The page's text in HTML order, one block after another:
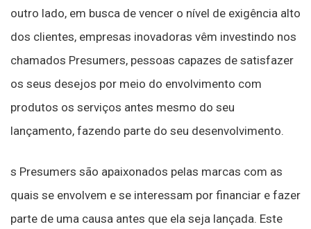
outro lado, em busca de vencer o nível de exigência alto
dos clientes, empresas inovadoras vêm investindo nos
chamados Presumers, pessoas capazes de satisfazer
os seus desejos por meio do envolvimento com
produtos os serviços antes mesmo do seu
lançamento, fazendo parte do seu desenvolvimento.
s Presumers são apaixonados pelas marcas com as
quais se envolvem e se interessam por financiar e fazer
parte de uma causa antes que ela seja lançada. Este